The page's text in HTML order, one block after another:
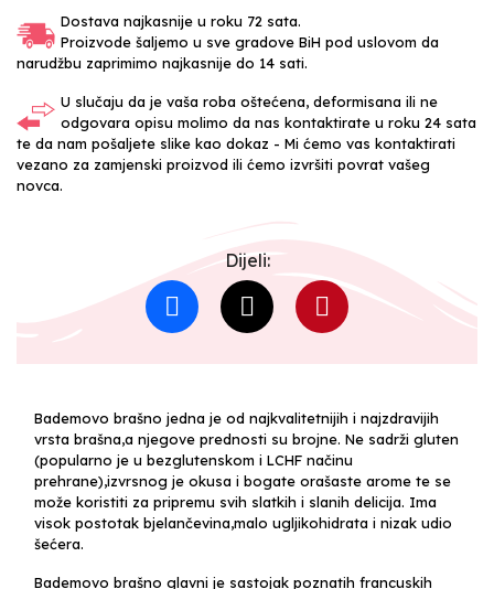
Dostava najkasnije u roku 72 sata.
Proizvode šaljemo u sve gradove BiH pod uslovom da
narudžbu zaprimimo najkasnije do 14 sati.
U slučaju da je vaša roba oštećena, deformisana ili ne
odgovara opisu molimo da nas kontaktirate u roku 24 sata
te da nam pošaljete slike kao dokaz - Mi ćemo vas kontaktirati
vezano za zamjenski proizvod ili ćemo izvršiti povrat vašeg
novca.
Dijeli:
Bademovo brašno jedna je od najkvalitetnijih i najzdravijih
vrsta brašna,a njegove prednosti su brojne. Ne sadrži gluten
(popularno je u bezglutenskom i LCHF načinu
prehrane),izvrsnog je okusa i bogate orašaste arome te se
može koristiti za pripremu svih slatkih i slanih delicija. Ima
visok postotak bjelančevina,malo ugljikohidrata i nizak udio
šećera.
Bademovo brašno glavni je sastojak poznatih francuskih